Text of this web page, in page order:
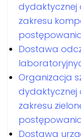
dydaktycznej
zakresu
postępowania
Dostawa
Organizacja
dydaktycznej
zakresu
postępowania
Dostawa